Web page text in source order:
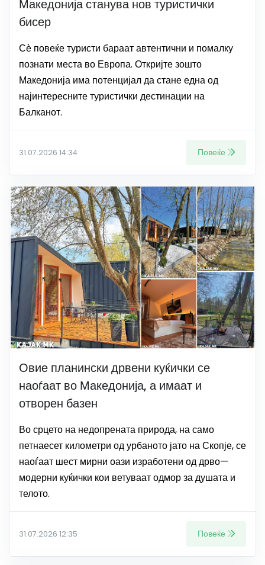
Македонија станува нов туристички
бисер
Сѐ повеќе туристи бараат автентични и помалку
познати места во Европа. Откријте зошто
Македонија има потенцијал да стане една од
најинтересните туристички дестинации на
Балканот.
31.07.2026 14:34 Повеќе
Овие планински дрвени куќички се
наоѓаат во Македонија, а имаат и
отворен базен
Во срцето на недопрената природа, на само
петнаесет километри од урбаното јато на Скопје, се
наоѓаат шест мирни оази изработени од дрво—
модерни куќички кои ветуваат одмор за душата и
телото.
31.07.2026 12:35 Повеќе